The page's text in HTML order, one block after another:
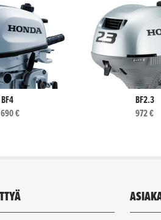
BF4
€
BF2.3
972 €